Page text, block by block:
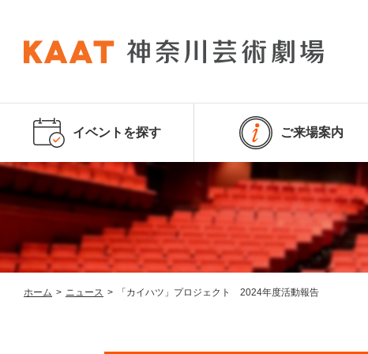
イベントを探す ご来場案内
ホーム > ニュース > 「カイハツ」プロジェクト 2024年度活動報告